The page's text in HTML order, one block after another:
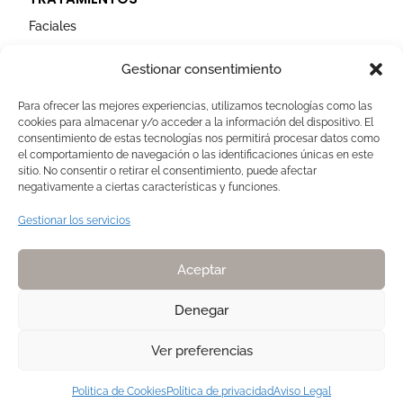
Gestionar consentimiento
Para ofrecer las mejores experiencias, utilizamos tecnologías como las
cookies para almacenar y/o acceder a la información del dispositivo. El
consentimiento de estas tecnologías nos permitirá procesar datos como
el comportamiento de navegación o las identificaciones únicas en este
sitio. No consentir o retirar el consentimiento, puede afectar
negativamente a ciertas características y funciones.
Gestionar los servicios
Aceptar
Denegar
Ver preferencias
Politica de CookiesPolítica de privacidadAviso Legal
Faciales
AVISOS LEGALES
Aviso Legal
Politica de Cookies
Política de privacidad
Copyright 2025. Todos los derechos reservados NATURELLE by Pilar